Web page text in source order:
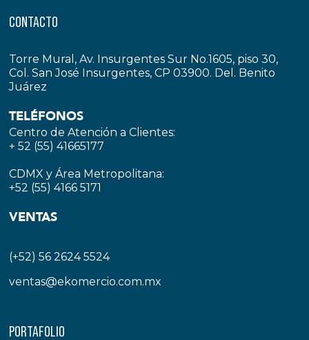
CONTACTO
Torre Mural, Av. Insurgentes Sur No.1605, piso 30,
Col. San José Insurgentes, CP 03900. Del. Benito
Juárez
TELÉFONOS
Centro de Atención a Clientes:
+ 52 (55) 41665177
CDMX y Área Metropolitana:
+52 (55) 4166 5171
VENTAS
(+52) 56 2624 5524
ventas@ekomercio.com.mx
PORTAFOLIO